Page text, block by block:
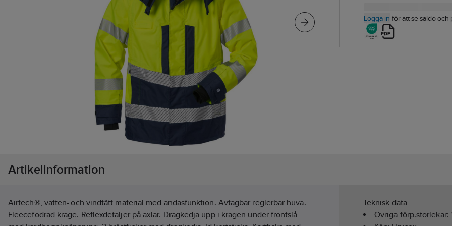
Logga in för att se saldo och
Artikelinformation
Airtech®, vatten- och vindtätt material med andasfunktion. Avtagbar reglerbar huva.
Fleecefodrad krage. Reflexdetaljer på axlar. Dragkedja upp i kragen under frontslå
Teknisk data
Övriga förp.storlekar: